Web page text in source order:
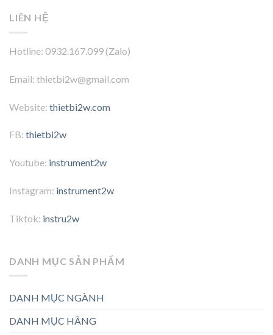
LIÊN HỆ
Hotline: 0932.167.099 (Zalo)
Email: thietbi2w@gmail.com
Website: thietbi2w.com
FB: thietbi2w
Youtube: instrument2w
Instagram: instrument2w
Tiktok: instru2w
DANH MỤC SẢN PHẨM
DANH MỤC NGÀNH
DANH MỤC HÃNG